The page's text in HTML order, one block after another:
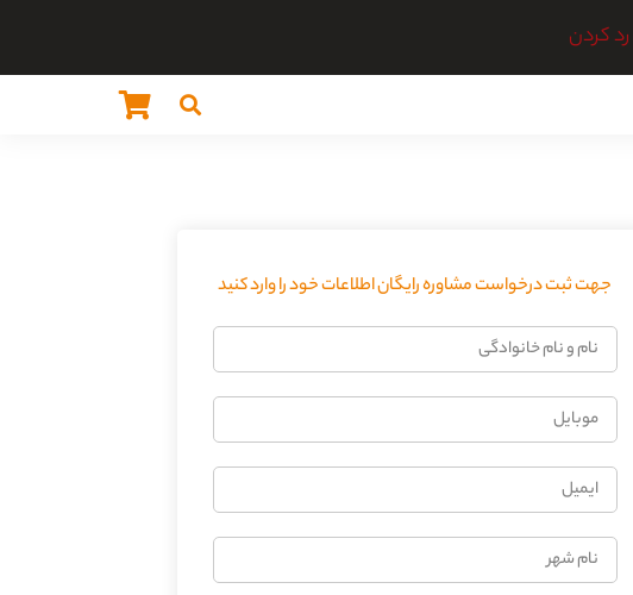
رد کردن
جهت ثبت درخواست مشاوره رایگان اطلاعات خود را وارد کنید
نام
و
نام
خانوادگی
موبایل
ایمیل
نام
شهر